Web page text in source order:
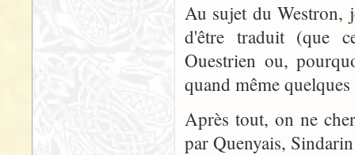
Au sujet du Westron,
d'être traduit (que
Ouestrien ou,
quand même
Après tout, on ne
par Quenyais,